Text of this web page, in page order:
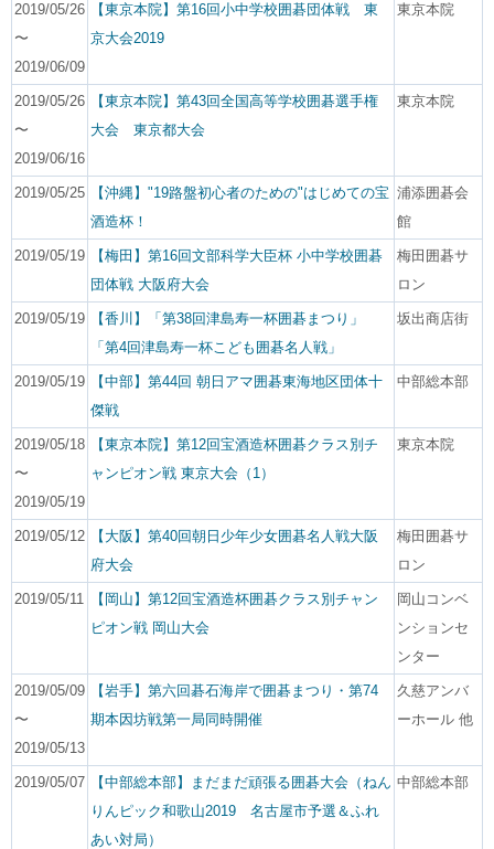
2019/05/26
〜
2019/06/09
【東京本院】第16回小中学校囲碁団体戦 東
京大会2019
東京本院
2019/05/26
〜
2019/06/16
【東京本院】第43回全国高等学校囲碁選手権
大会 東京都大会
東京本院
2019/05/25
【沖縄】"19路盤初心者のための"はじめての宝
酒造杯！
浦添囲碁会
館
2019/05/19
【梅田】第16回文部科学大臣杯 小中学校囲碁
団体戦 大阪府大会
梅田囲碁サ
ロン
2019/05/19
【香川】「第38回津島寿一杯囲碁まつり」
「第4回津島寿一杯こども囲碁名人戦」
坂出商店街
2019/05/19
【中部】第44回 朝日アマ囲碁東海地区団体十
傑戦
中部総本部
2019/05/18
〜
2019/05/19
【東京本院】第12回宝酒造杯囲碁クラス別チ
ャンピオン戦 東京大会（1）
東京本院
2019/05/12
【大阪】第40回朝日少年少女囲碁名人戦大阪
府大会
梅田囲碁サ
ロン
2019/05/11
【岡山】第12回宝酒造杯囲碁クラス別チャン
ピオン戦 岡山大会
岡山コンベ
ンションセ
ンター
2019/05/09
〜
2019/05/13
【岩手】第六回碁石海岸で囲碁まつり・第74
期本因坊戦第一局同時開催
久慈アンバ
ーホール 他
2019/05/07
【中部総本部】まだまだ頑張る囲碁大会（ねん
りんピック和歌山2019 名古屋市予選＆ふれ
あい対局）
中部総本部